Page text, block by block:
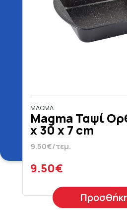
MAGMA
Magma Ταψί
x 30 x 7 cm
9.50€/τεμ.
9.50€